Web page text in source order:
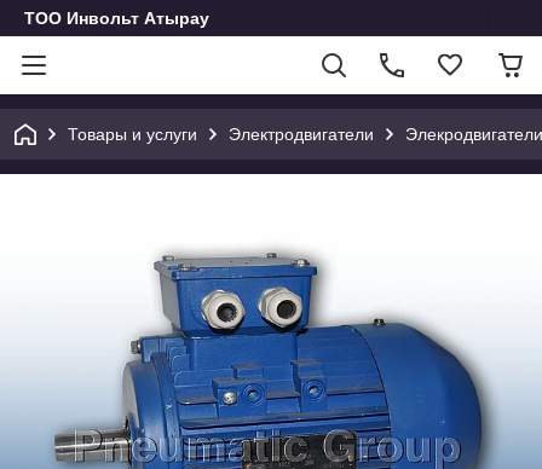
ТОО Инвольт Атырау
Товары и услуги Электродвигатели